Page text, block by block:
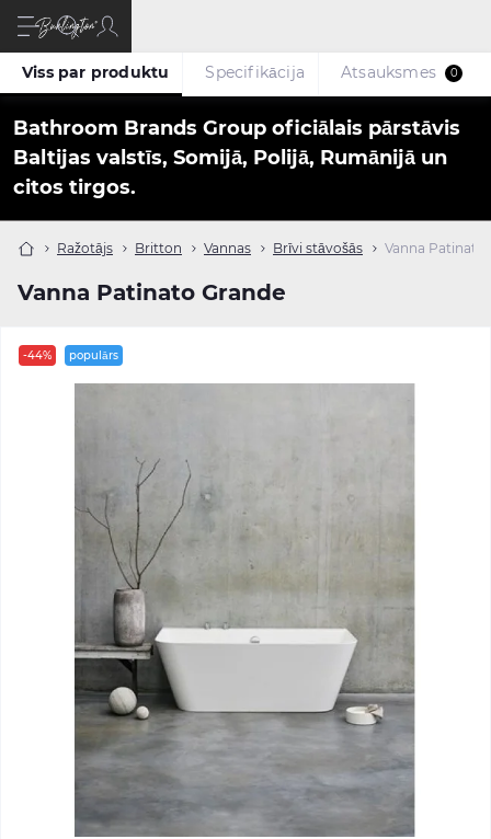
Bathroom Brands Group oficiālais pārstāvis
Baltijas valstīs, Somijā, Polijā, Rumānijā un
citos tirgos.
Ražotājs Britton Vannas Brīvi stāvošās Vanna Patinato
Vanna Patinato Grande
Viss par produktu Specifikācija Atsauksmes 0
-44% populārs